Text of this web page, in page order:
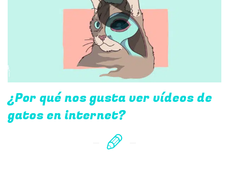
¿Por qué nos gusta ver vídeos de
gatos en internet?